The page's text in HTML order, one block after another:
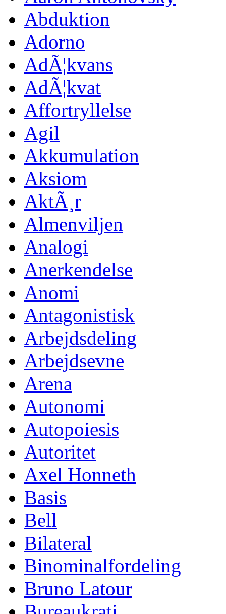
Abduktion
Adorno
AdÃ¦kvans
AdÃ¦kvat
Affortryllelse
Agil
Akkumulation
Aksiom
AktÃ¸r
Almenviljen
Analogi
Anerkendelse
Anomi
Antagonistisk
Arbejdsdeling
Arbejdsevne
Arena
Autonomi
Autopoiesis
Autoritet
Axel Honneth
Basis
Bell
Bilateral
Binominalfordeling
Bruno Latour